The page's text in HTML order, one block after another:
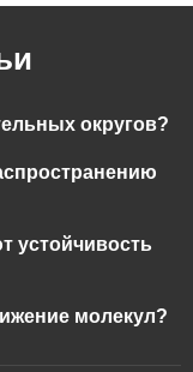
округов?
устойчивость
молекул?